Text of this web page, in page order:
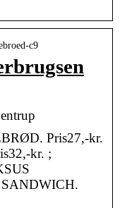
c9
Pris27,-kr.
kr. ;